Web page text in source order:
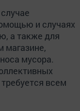
и случаях
а также для
магазине,
мусора.
всем